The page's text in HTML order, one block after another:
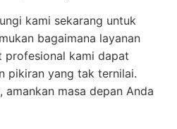
kami sekarang untuk
bagaimana layanan
profesional kami dapat
pikiran yang tak ternilai.
amankan masa depan Anda